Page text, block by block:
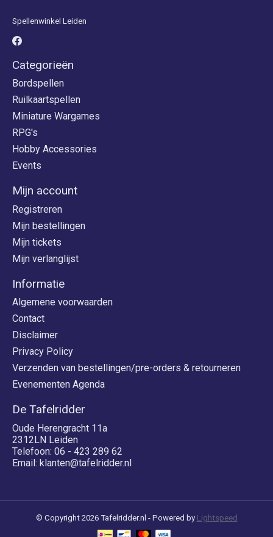
Spellenwinkel Leiden
Categorieën
Bordspellen
Ruilkaartspellen
Miniature Wargames
RPG's
Hobby Accessories
Events
Mijn account
Registreren
Mijn bestellingen
Mijn tickets
Mijn verlanglijst
Informatie
Algemene voorwaarden
Contact
Disclaimer
Privacy Policy
Verzenden van bestellingen/pre-orders & retourneren
Evenementen Agenda
De Tafelridder
Oude Herengracht 11a
2312LN Leiden
Telefoon: 06 - 423 289 62
Email: klanten@tafelridder.nl
© Copyright 2026 Tafelridder.nl - Powered by Lightspeed